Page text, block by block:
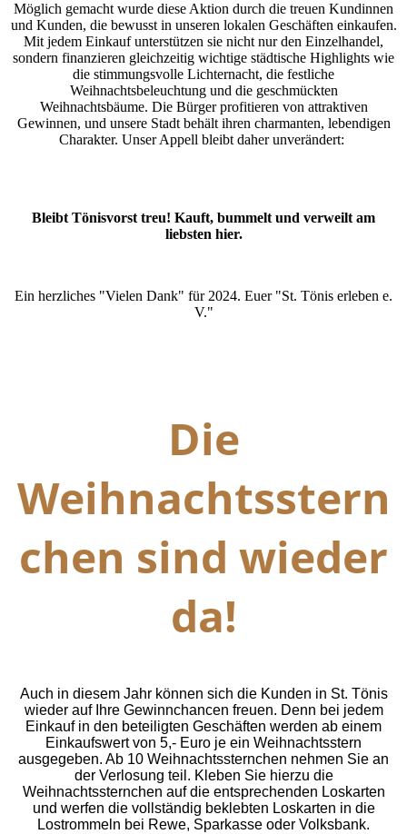
Möglich gemacht wurde diese Aktion durch die treuen Kundinnen
und Kunden, die bewusst in unseren lokalen Geschäften einkaufen.
Mit jedem Einkauf unterstützen sie nicht nur den Einzelhandel,
sondern finanzieren gleichzeitig wichtige städtische Highlights wie
die stimmungsvolle Lichternacht, die festliche
Weihnachtsbeleuchtung und die geschmückten
Weihnachtsbäume. Die Bürger profitieren von attraktiven
Gewinnen, und unsere Stadt behält ihren charmanten, lebendigen
Charakter. Unser Appell bleibt daher unverändert:
Bleibt Tönisvorst treu! Kauft, bummelt und verweilt am
liebsten hier.
Ein herzliches "Vielen Dank" für 2024. Euer "St. Tönis erleben e.
V."
Die
Weihnachtsstern
chen sind wieder
da!
Auch in diesem Jahr können sich die Kunden in St. Tönis
wieder auf Ihre Gewinnchancen freuen. Denn bei jedem
Einkauf in den beteiligten Geschäften werden ab einem
Einkaufswert von 5,- Euro je ein Weihnachtsstern
ausgegeben. Ab 10 Weihnachtssternchen nehmen Sie an
der Verlosung teil. Kleben Sie hierzu die
Weihnachtssternchen auf die entsprechenden Loskarten
und werfen die vollständig beklebten Loskarten in die
Lostrommeln bei Rewe, Sparkasse oder Volksbank.